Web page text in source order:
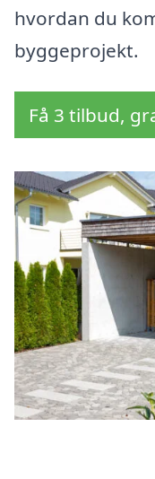
hvordan du
byggeprojekt.
Få 3 tilbud,